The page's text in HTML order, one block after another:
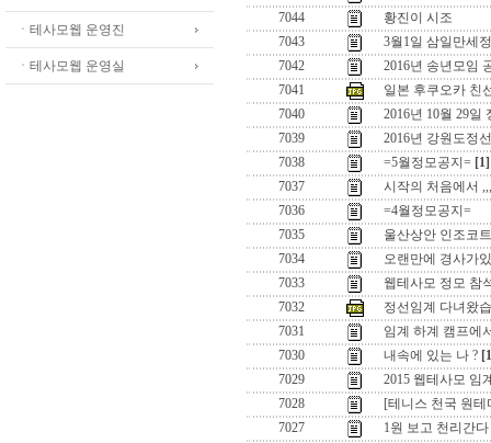
ㆍ테사모웹 운영진
ㆍ테사모웹 운영실
7044
황진이 시조
7043
3월1일 삼일만세
7042
2016년 송년모임
7041
일본 후쿠오카 친
7040
2016년 10월 29일
7039
2016년 강원도정
7038
=5월정모공지= [1]
7037
시작의 처음에서 ,,,
7036
=4월정모공지=
7035
울산상안 인조코
7034
오랜만에 경사가
7033
웹테사모 정모 참
7032
정선임계 다녀왔
7031
임계 하계 캠프에
7030
내속에 있는 나 ?
7029
2015 웹테사모 임
7028
[테니스 천국 원
7027
1원 보고 천리간